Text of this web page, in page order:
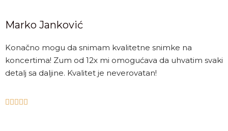
Marko Janković
Konačno mogu da snimam kvalitetne snimke na
koncertima! Zum od 12x mi omogućava da uhvatim svaki
detalj sa daljine. Kvalitet je neverovatan!
    